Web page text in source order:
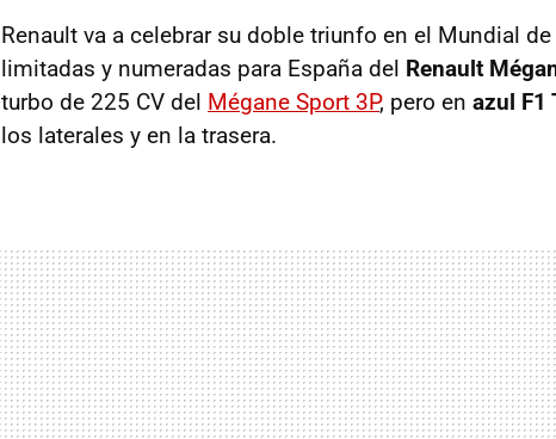
Renault va a celebrar su doble triunfo en el Mundial
limitadas y numeradas para España del Renault
turbo de 225 CV del Mégane Sport 3P, pero en azul F1
los laterales y en la trasera.